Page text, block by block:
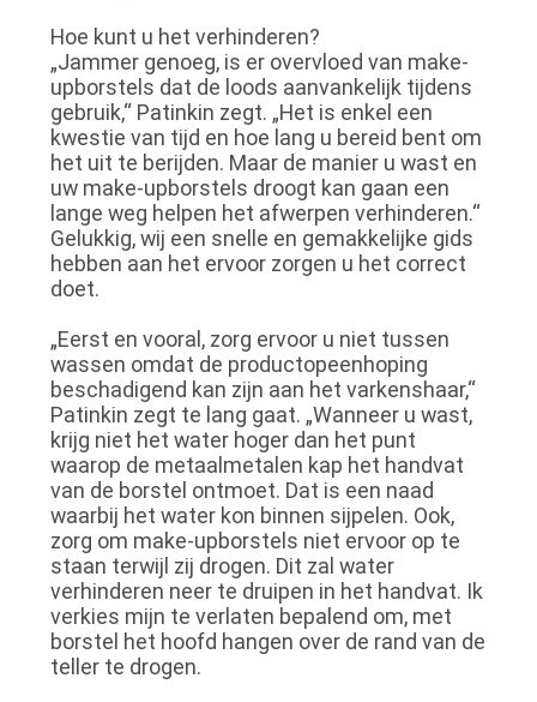
Hoe kunt u het verhinderen?
„Jammer genoeg, is er overvloed van make-
upborstels dat de loods aanvankelijk tijdens
gebruik,“ Patinkin zegt. „Het is enkel een
kwestie van tijd en hoe lang u bereid bent om
het uit te berijden. Maar de manier u wast en
uw make-upborstels droogt kan gaan een
lange weg helpen het afwerpen verhinderen.“
Gelukkig, wij een snelle en gemakkelijke gids
hebben aan het ervoor zorgen u het correct
doet.
„Eerst en vooral, zorg ervoor u niet tussen
wassen omdat de productopeenhoping
beschadigend kan zijn aan het varkenshaar,“
Patinkin zegt te lang gaat. „Wanneer u wast,
krijg niet het water hoger dan het punt
waarop de metaalmetalen kap het handvat
van de borstel ontmoet. Dat is een naad
waarbij het water kon binnen sijpelen. Ook,
zorg om make-upborstels niet ervoor op te
staan terwijl zij drogen. Dit zal water
verhinderen neer te druipen in het handvat. Ik
verkies mijn te verlaten bepalend om, met
borstel het hoofd hangen over de rand van de
teller te drogen.